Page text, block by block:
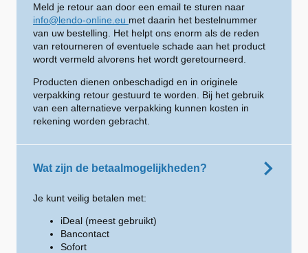
Meld je retour aan door een email te sturen naar
info@lendo-online.eu met daarin het bestelnummer
van uw bestelling. Het helpt ons enorm als de reden
van retourneren of eventuele schade aan het product
wordt vermeld alvorens het wordt geretourneerd.
Producten dienen onbeschadigd en in originele
verpakking retour gestuurd te worden. Bij het gebruik
van een alternatieve verpakking kunnen kosten in
rekening worden gebracht.
Wat zijn de betaalmogelijkheden?
Je kunt veilig betalen met:
iDeal (meest gebruikt)
Bancontact
Sofort